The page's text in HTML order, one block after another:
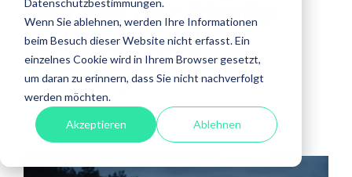
Wenn Sie ablehnen, werden Ihre Informationen
beim Besuch dieser Website nicht erfasst. Ein
einzelnes Cookie wird in Ihrem Browser gesetzt,
um daran zu erinnern, dass Sie nicht nachverfolgt
werden möchten.
Akzeptieren Ablehnen
Nutzerabnahmetest / UAT
Offshore Test Center
Testberatung
Testmanagement
Studies.
AI Testing
Testing with GenAI
Test Management
Test Analyst
Test Automation Engineering
Agile Tester
Acceptance Testing
erst auf der Straße
sichtbar wird
Freitag, 22.5.2026
Mobility Automotive